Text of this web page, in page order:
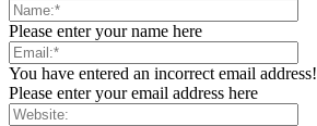
Please enter your name here
You have entered an incorrect email address!
Please enter your email address here